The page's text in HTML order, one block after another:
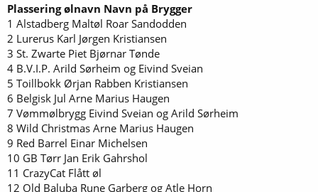
Plassering ølnavn Navn på Brygger
1 Alstadberg Maltøl Roar Sandodden
2 Lurerus Karl Jørgen Kristiansen
3 St. Zwarte Piet Bjørnar Tønde
4 B.V.I.P. Arild Sørheim og Eivind Sveian
5 Toillbokk Ørjan Rabben Kristiansen
6 Belgisk Jul Arne Marius Haugen
7 Vømmølbrygg Eivind Sveian og Arild Sørheim
8 Wild Christmas Arne Marius Haugen
9 Red Barrel Einar Michelsen
10 GB Tørr Jan Erik Gahrshol
11 CrazyCat Flått øl
12 Old Baluba Rune Garberg og Atle Horn